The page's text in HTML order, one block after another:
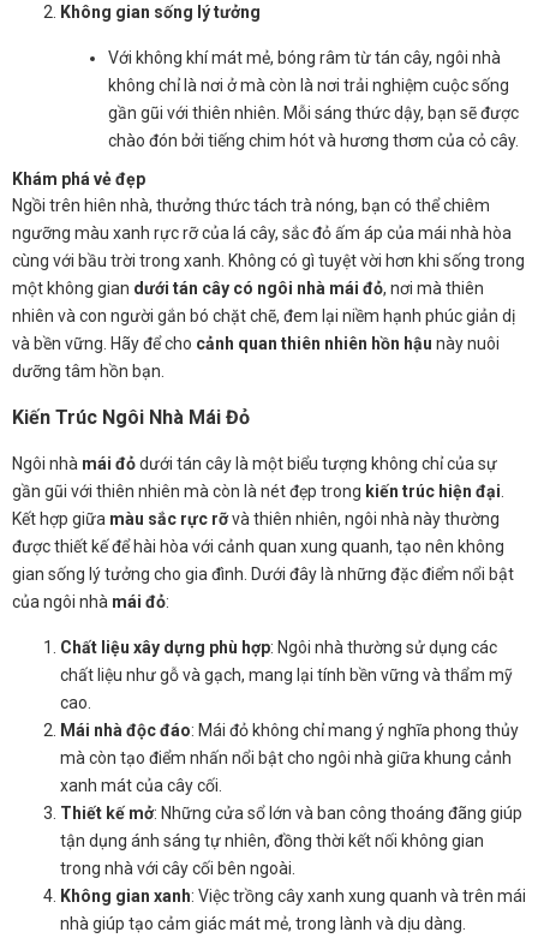
Không gian sống lý tưởng
Với không khí mát mẻ, bóng râm từ tán cây, ngôi nhà
không chỉ là nơi ở mà còn là nơi trải nghiệm cuộc sống
gần gũi với thiên nhiên. Mỗi sáng thức dậy, bạn sẽ được
chào đón bởi tiếng chim hót và hương thơm của cỏ cây.
Khám phá vẻ đẹp
Ngồi trên hiên nhà, thưởng thức tách trà nóng, bạn có thể chiêm
ngưỡng màu xanh rực rỡ của lá cây, sắc đỏ ấm áp của mái nhà hòa
cùng với bầu trời trong xanh. Không có gì tuyệt vời hơn khi sống trong
một không gian dưới tán cây có ngôi nhà mái đỏ, nơi mà thiên
nhiên và con người gắn bó chặt chẽ, đem lại niềm hạnh phúc giản dị
và bền vững. Hãy để cho cảnh quan thiên nhiên hồn hậu này nuôi
dưỡng tâm hồn bạn.
Kiến Trúc Ngôi Nhà Mái Đỏ
Ngôi nhà mái đỏdưới tán cây là một biểu tượng không chỉ của sự
gần gũi với thiên nhiên mà còn là nét đẹp trong kiến trúc hiện đại
Kết hợp giữa màu sắc rực rỡvà thiên nhiên, ngôi nhà này thường
được thiết kế để hài hòa với cảnh quan xung quanh, tạo nên không
gian sống lý tưởng cho gia đình. Dưới đây là những đặc điểm nổi bật
của ngôi nhà mái đỏ:
Chất liệu xây dựng phù hợp: Ngôi nhà thường sử dụng các
chất liệu như gỗ và gạch, mang lại tính bền vững và thẩm mỹ
cao.
Mái nhà độc đáo: Mái đỏ không chỉ mang ý nghĩa phong thủy
mà còn tạo điểm nhấn nổi bật cho ngôi nhà giữa khung cảnh
xanh mát của cây cối.
Thiết kế mở: Những cửa sổ lớn và ban công thoáng đãng giúp
tận dụng ánh sáng tự nhiên, đồng thời kết nối không gian
trong nhà với cây cối bên ngoài.
Không gian xanh: Việc trồng cây xanh xung quanh và trên mái
nhà giúp tạo cảm giác mát mẻ, trong lành và dịu dàng.